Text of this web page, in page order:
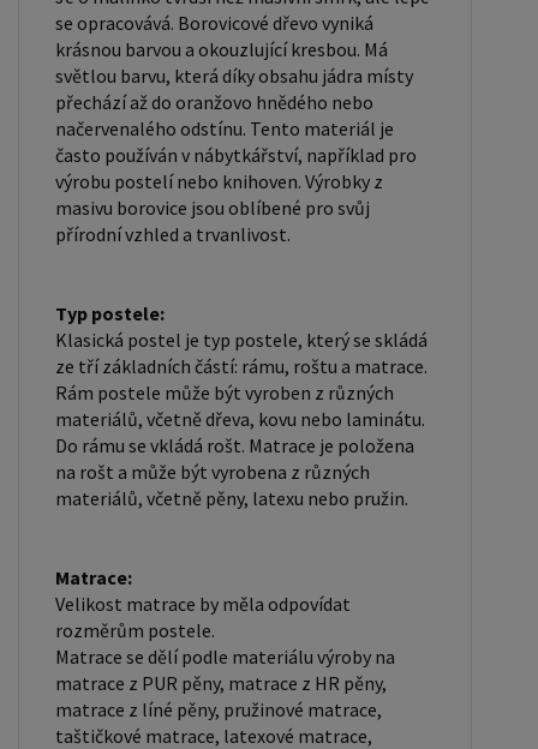
zakliknete " MÁME ZÁJEM O VELKOOBCHODNÍ
SPOLUPRÁCI " a zadáte fakturační údaje. Po jejich
kontrole, Vám bude povolen přístup do
velkoobchodu.
se opracovává. Borovicové dřevo vyniká
krásnou barvou a okouzlující kresbou. Má
světlou barvu, která díky obsahu jádra místy
přechází až do oranžovo hnědého nebo
načervenalého odstínu. Tento materiál je
často používán v nábytkářství, například pro
výrobu postelí nebo knihoven. Výrobky z
masivu borovice jsou oblíbené pro svůj
přírodní vzhled a trvanlivost.
Typ postele:
Klasická postel je typ postele, který se skládá
ze tří základních částí: rámu, roštu a matrace.
Rám postele může být vyroben z různých
materiálů, včetně dřeva, kovu nebo laminátu.
Do rámu se vkládá rošt. Matrace je položena
na rošt a může být vyrobena z různých
materiálů, včetně pěny, latexu nebo pružin.
Matrace:
Velikost matrace by měla odpovídat
rozměrům postele.
Matrace se dělí podle materiálu výroby na
matrace z PUR pěny, matrace z HR pěny,
matrace z líné pěny, pružinové matrace,
taštičkové matrace, latexové matrace,